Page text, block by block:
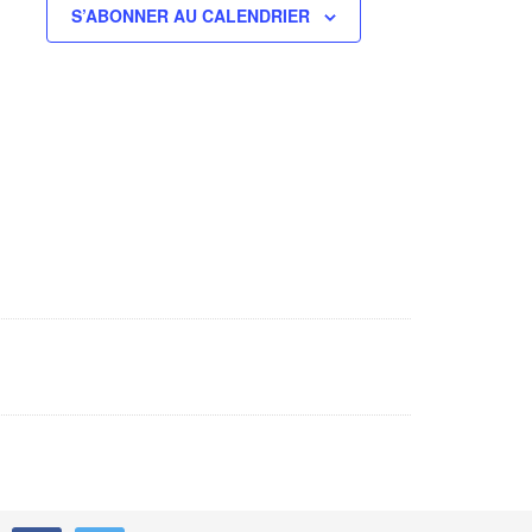
S’ABONNER AU CALENDRIER